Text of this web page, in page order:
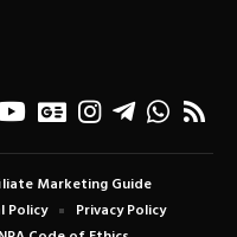
Marketing Guide
Policy
Privacy Policy